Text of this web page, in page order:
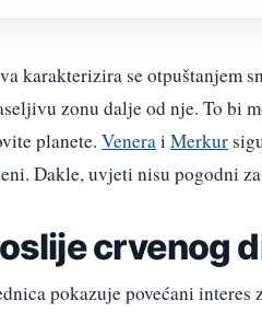
karakterizira se otpuštanjem
zonu dalje od nje. To bi
planete. Venerai Merkur
Dakle, uvjeti nisu pogodni
crvenog
pokazuje povećani interes